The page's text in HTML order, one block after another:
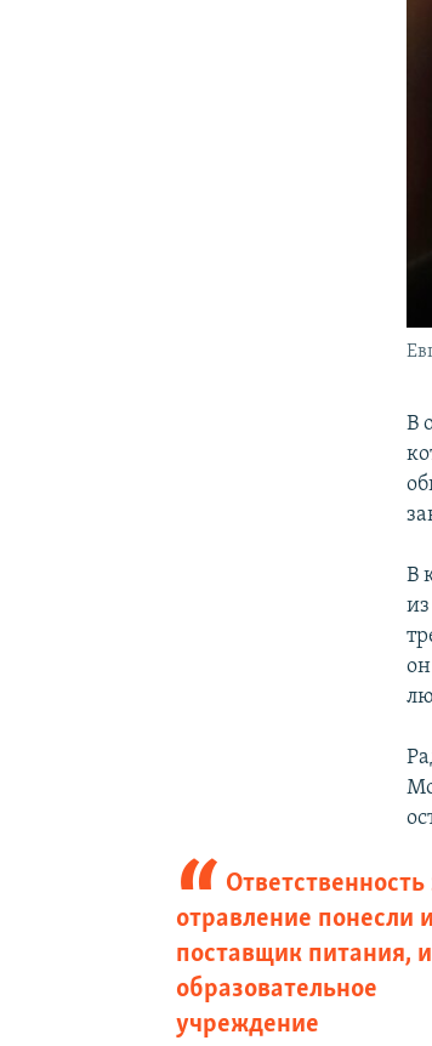
В
В
Ответственность
отравление понесли и
поставщик питания, и
образовательное
учреждение